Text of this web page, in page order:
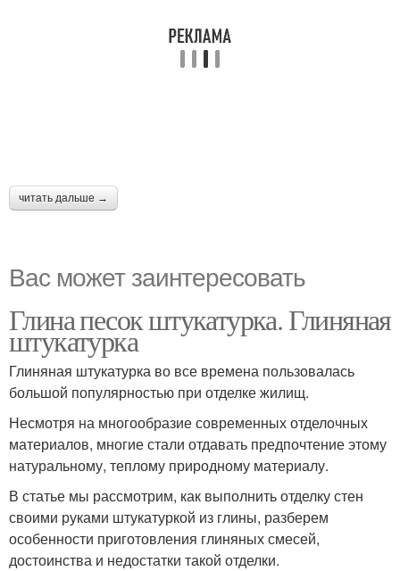
читать дальше →
Вас может заинтересовать
Глина песок штукатурка. Глиняная
штукатурка
Глиняная штукатурка во все времена пользовалась
большой популярностью при отделке жилищ.
Несмотря на многообразие современных отделочных
материалов, многие стали отдавать предпочтение этому
натуральному, теплому природному материалу.
В статье мы рассмотрим, как выполнить отделку стен
своими руками штукатуркой из глины, разберем
особенности приготовления глиняных смесей,
достоинства и недостатки такой отделки.